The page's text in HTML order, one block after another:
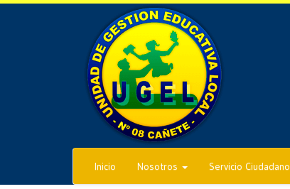
Inicio Nosotros Servicio Ciudadano